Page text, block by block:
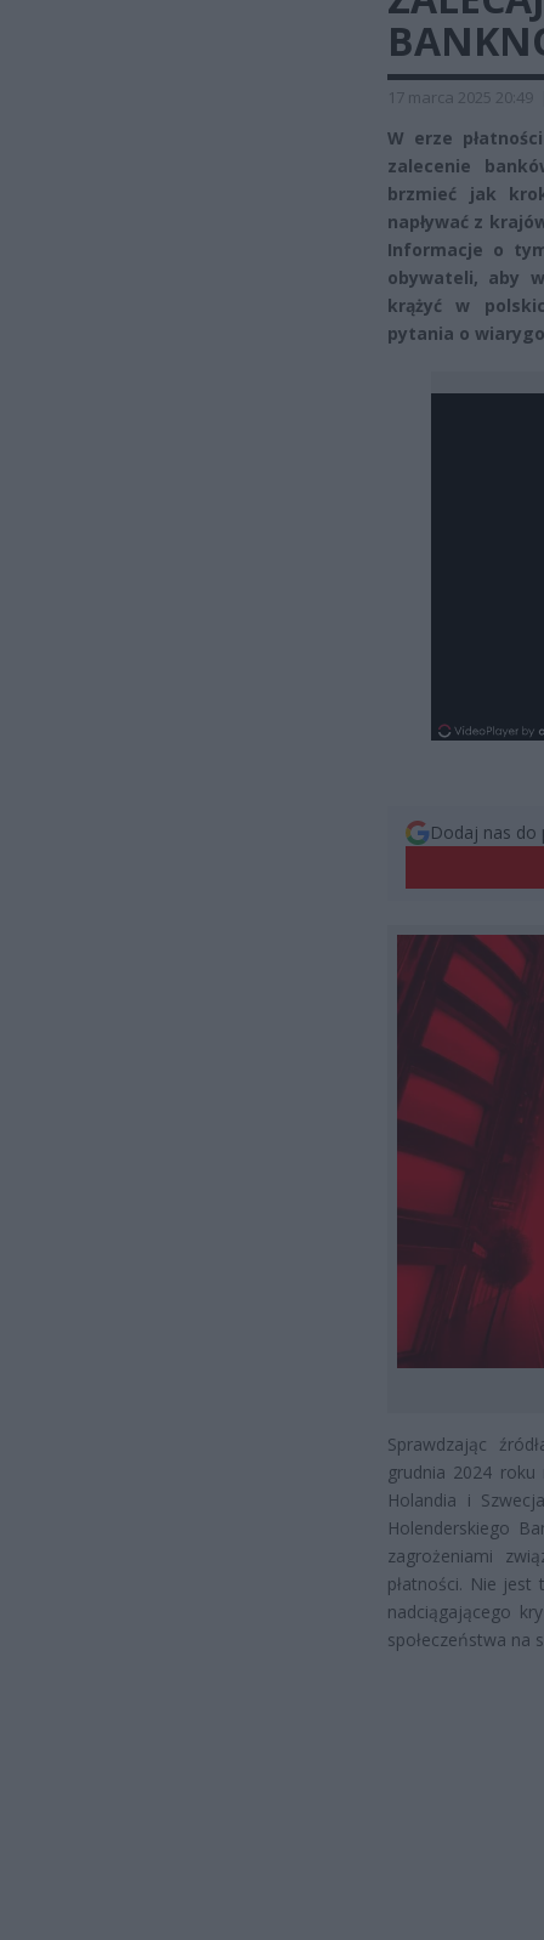
17 marca 2025 20:49
W erze
zalecenie
brzmieć jak
napływać z
Informacje o
obywateli, aby
krążyć w
pytania o
Dodaj nas do
Sprawdzając
grudnia 2024
Holandia i
Holenderskiego
zagrożeniami
płatności. Nie
nadciągającego
społeczeństwa na